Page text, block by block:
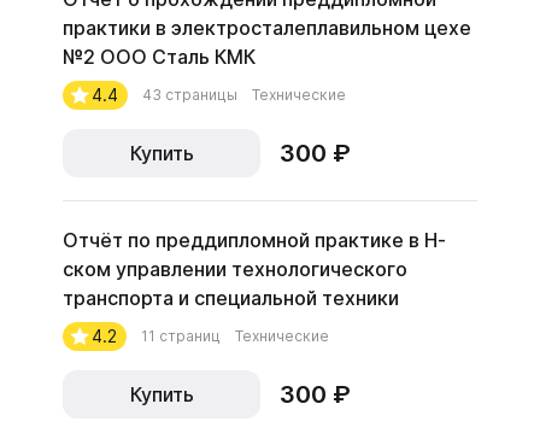
практики в электросталеплавильном цехе
№2 ООО Сталь КМК
4.4 43 страницы Технические
Купить 300 ₽
Отчёт по преддипломной практике в Н-
ском управлении технологического
транспорта и специальной техники
4.2 11 страниц Технические
Купить 300 ₽